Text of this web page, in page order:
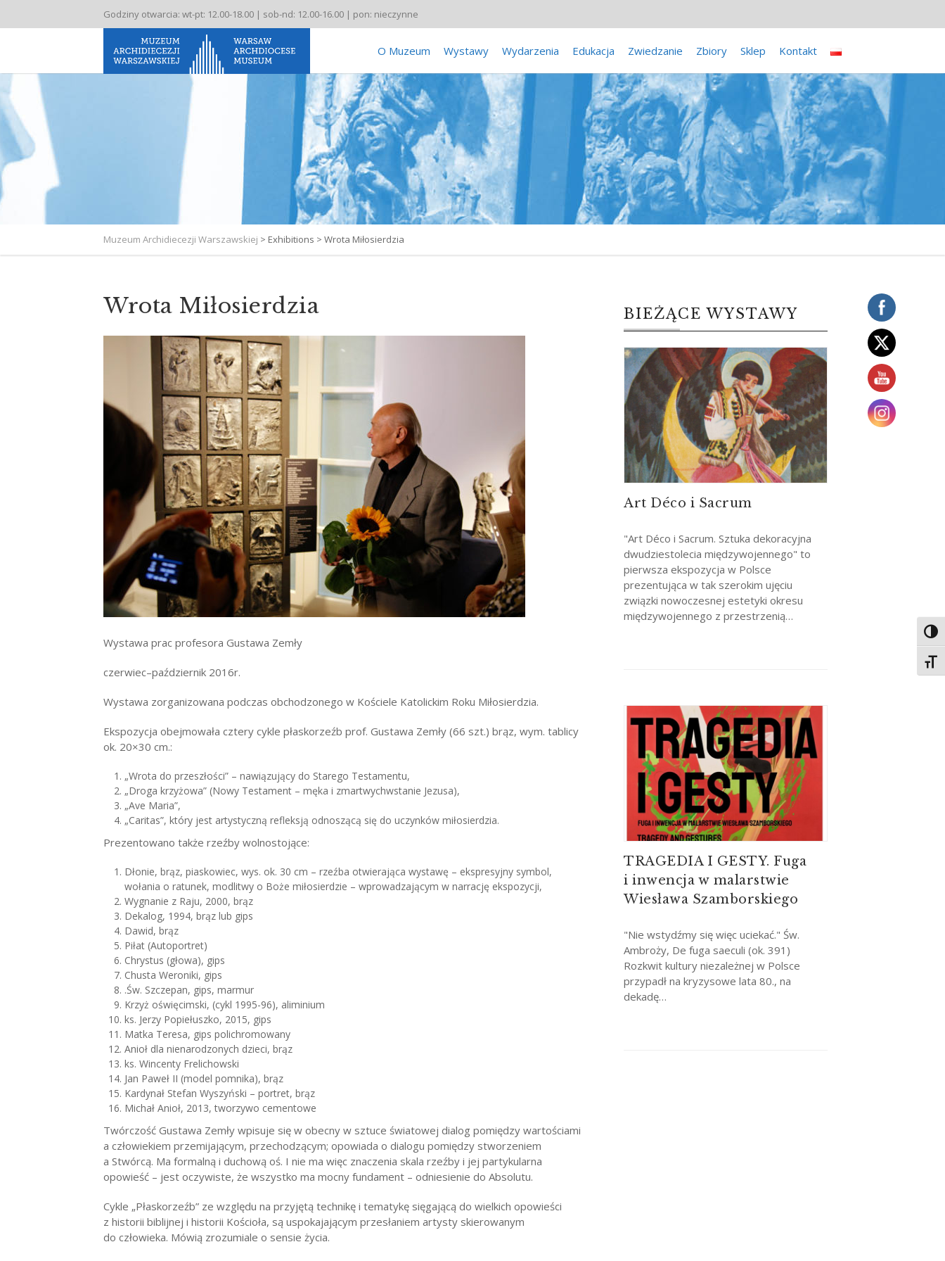
Godziny otwarcia: wt-pt: 12.00-18.00 | sob-nd: 12.00-16.00 | pon: nieczynne
O Muzeum Wystawy Wydarzenia Edukacja Zwiedzanie Zbiory Sklep Kontakt
Muzeum Archidiecezji Warszawskiej > Exhibitions > Wrota Miłosierdzia
Wrota Miłosierdzia
Wystawa prac profesora Gustawa Zemły
czerwiec–październik 2016r.
Wystawa zorganizowana podczas obchodzonego w Kościele Katolickim Roku Miłosierdzia.
Ekspozycja obejmowała cztery cykle płaskorzeźb prof. Gustawa Zemły (66 szt.) brąz, wym. tablicy
ok. 20×30 cm.:
„Wrota do przeszłości” – nawiązujący do Starego Testamentu,
„Droga krzyżowa” (Nowy Testament – męka i zmartwychwstanie Jezusa),
„Ave Maria”,
„Caritas”, który jest artystyczną refleksją odnoszącą się do uczynków miłosierdzia.
Prezentowano także rzeźby wolnostojące:
Dłonie, brąz, piaskowiec, wys. ok. 30 cm – rzeźba otwierająca wystawę – ekspresyjny symbol,
wołania o ratunek, modlitwy o Boże miłosierdzie – wprowadzającym w narrację ekspozycji,
Wygnanie z Raju, 2000, brąz
Dekalog, 1994, brąz lub gips
Dawid, brąz
Piłat (Autoportret)
Chrystus (głowa), gips
Chusta Weroniki, gips
.Św. Szczepan, gips, marmur
Krzyż oświęcimski, (cykl 1995-96), aliminium
ks. Jerzy Popiełuszko, 2015, gips
Matka Teresa, gips polichromowany
Anioł dla nienarodzonych dzieci, brąz
ks. Wincenty Frelichowski
Jan Paweł II (model pomnika), brąz
Kardynał Stefan Wyszyński – portret, brąz
Michał Anioł, 2013, tworzywo cementowe
Twórczość Gustawa Zemły wpisuje się w obecny w sztuce światowej dialog pomiędzy wartościami
a człowiekiem przemijającym, przechodzącym; opowiada o dialogu pomiędzy stworzeniem
a Stwórcą. Ma formalną i duchową oś. I nie ma więc znaczenia skala rzeźby i jej partykularna
opowieść – jest oczywiste, że wszystko ma mocny fundament – odniesienie do Absolutu.
Cykle „Płaskorzeźb” ze względu na przyjętą technikę i tematykę sięgającą do wielkich opowieści
z historii biblijnej i historii Kościoła, są uspokajającym przesłaniem artysty skierowanym
do człowieka. Mówią zrozumiale o sensie życia.
BIEŻĄCE WYSTAWY
Art Déco i Sacrum
"Art Déco i Sacrum. Sztuka dekoracyjna
dwudziestolecia międzywojennego" to
pierwsza ekspozycja w Polsce
prezentująca w tak szerokim ujęciu
związki nowoczesnej estetyki okresu
międzywojennego z przestrzenią…
TRAGEDIA I GESTY. Fuga
i inwencja w malarstwie
Wiesława Szamborskiego
"Nie wstydźmy się więc uciekać." Św.
Ambroży, De fuga saeculi (ok. 391)
Rozkwit kultury niezależnej w Polsce
przypadł na kryzysowe lata 80., na
dekadę…